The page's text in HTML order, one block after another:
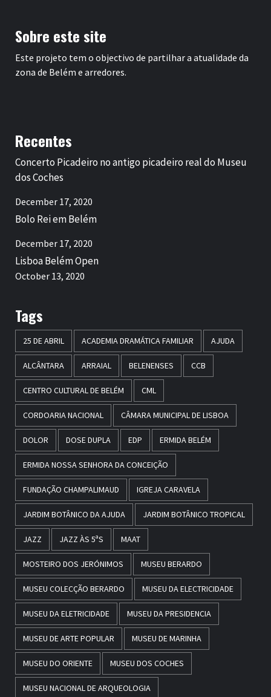
Sobre este site
Este projeto tem o objectivo de partilhar a atualidade da
zona de Belém e arredores.
Recentes
Concerto Picadeiro no antigo picadeiro real do Museu
dos Coches
December 17, 2020
Bolo Rei em Belém
December 17, 2020
Lisboa Belém Open
October 13, 2020
Tags
25 DE ABRIL ACADEMIA DRAMÁTICA FAMILIAR AJUDA
ALCÂNTARA ARRAIAL BELENENSES CCB
CENTRO CULTURAL DE BELÉM CML
CORDOARIA NACIONAL CÂMARA MUNICIPAL DE LISBOA
DOLOR DOSE DUPLA EDP ERMIDA BELÉM
ERMIDA NOSSA SENHORA DA CONCEIÇÃO
FUNDAÇÃO CHAMPALIMAUD IGREJA CARAVELA
JARDIM BOTÂNICO DA AJUDA JARDIM BOTÂNICO TROPICAL
JAZZ JAZZ ÀS 5ªS MAAT
MOSTEIRO DOS JERÓNIMOS MUSEU BERARDO
MUSEU COLECÇÃO BERARDO MUSEU DA ELECTRICIDADE
MUSEU DA ELETRICIDADE MUSEU DA PRESIDENCIA
MUSEU DE ARTE POPULAR MUSEU DE MARINHA
MUSEU DO ORIENTE MUSEU DOS COCHES
MUSEU NACIONAL DE ARQUEOLOGIA